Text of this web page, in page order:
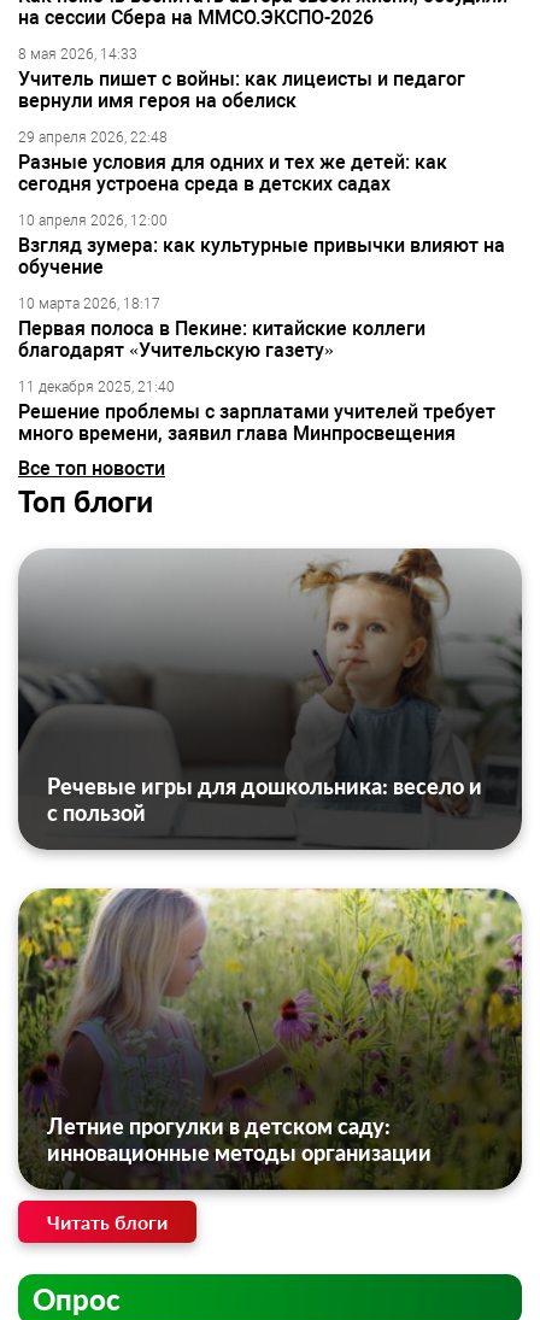
на сессии Сбера на ММСО.ЭКСПО-2026
8 мая 2026, 14:33
Учитель пишет с войны: как лицеисты и педагог
вернули имя героя на обелиск
29 апреля 2026, 22:48
Разные условия для одних и тех же детей: как
сегодня устроена среда в детских садах
10 апреля 2026, 12:00
Взгляд зумера: как культурные привычки влияют на
обучение
10 марта 2026, 18:17
Первая полоса в Пекине: китайские коллеги
благодарят «Учительскую газету»
11 декабря 2025, 21:40
Решение проблемы с зарплатами учителей требует
много времени, заявил глава Минпросвещения
Все топ новости
Топ блоги
Речевые игры для дошкольника: весело и
с пользой
Летние прогулки в детском саду:
инновационные методы организации
Читать блоги
Опрос